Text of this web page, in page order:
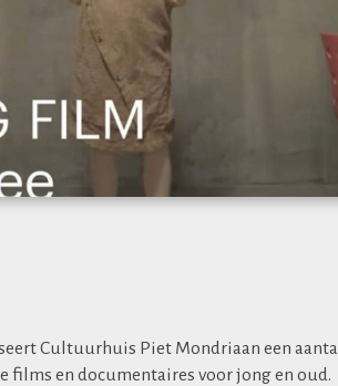
Cultuurhuis Piet Mondriaan een aantal
en documentaires voor jong en oud.